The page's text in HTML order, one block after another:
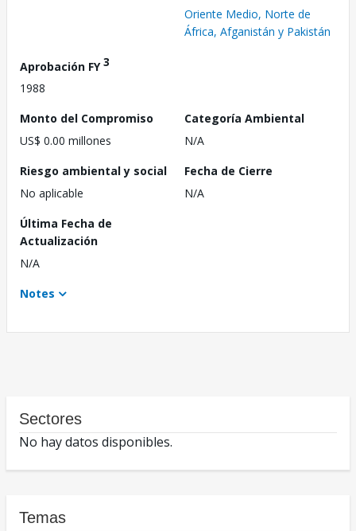
Oriente Medio, Norte de
África, Afganistán y Pakistán
Aprobación FY3
1988
Monto del Compromiso
US$ 0.00 millones
Categoría Ambiental
N/A
Riesgo ambiental y social
No aplicable
Fecha de Cierre
N/A
Última Fecha de
Actualización
N/A
Notes
Sectores
No hay datos disponibles.
Temas